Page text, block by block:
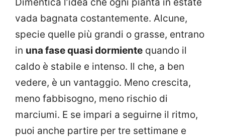
vada bagnata costantemente. Alcune,
specie quelle più grandi o grasse, entrano
in una fase quasi dormiente quando il
caldo è stabile e intenso. Il che, a ben
vedere, è un vantaggio. Meno crescita,
meno fabbisogno, meno rischio di
marciumi. E se impari a seguirne il ritmo,
puoi anche partire per tre settimane e